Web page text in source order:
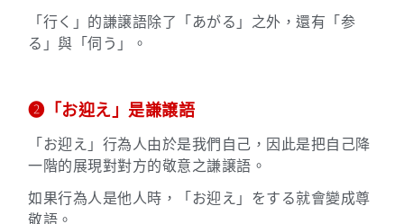
「行く」的謙譲語除了 「あがる」之外，還有 「参
る」與「伺う」。
➋「お迎え」是謙譲語
「お迎え」行為人由於是我們自己，因此是把自己降
一階的展現對對方的敬意之謙譲語。
如果行為人是他人時，「お迎え」をする就會變成尊
敬語。